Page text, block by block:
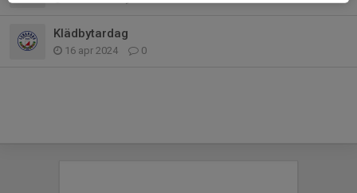
Klädbytardag
16 apr 2024 0